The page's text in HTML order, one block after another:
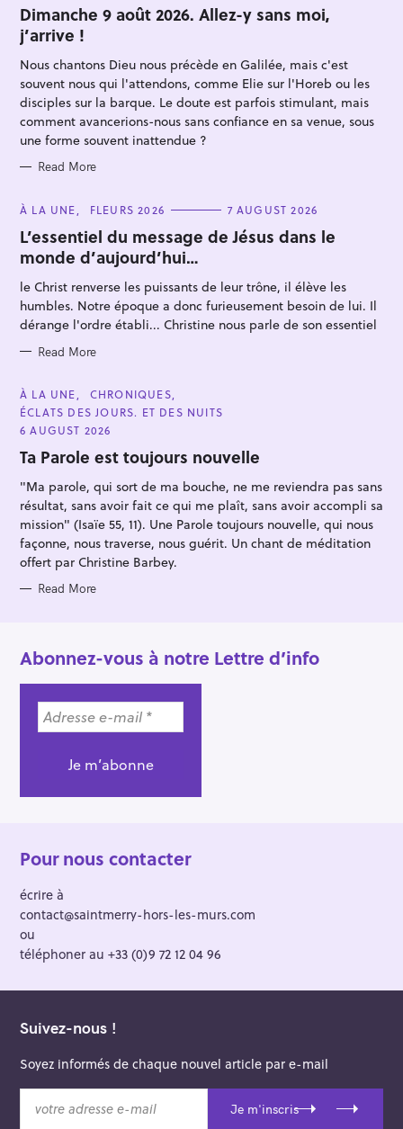
T
E
G
O
R
I
E
S
Dimanche 9 août 2026. Allez-y sans moi,
j’arrive !
Nous chantons Dieu nous précède en Galilée, mais c'est
souvent nous qui l'attendons, comme Elie sur l'Horeb ou les
disciples sur la barque. Le doute est parfois stimulant, mais
comment avancerions-nous sans confiance en sa venue, sous
une forme souvent inattendue ?
Read More
C
T
E
G
O
R
I
E
S
À LA UNE FLEURS 2026 7 AUGUST 2026
L’essentiel du message de Jésus dans le
monde d’aujourd’hui…
le Christ renverse les puissants de leur trône, il élève les
humbles. Notre époque a donc furieusement besoin de lui. Il
dérange l'ordre établi... Christine nous parle de son essentiel
Read More
C
A
T
E
O
R
E
À LA UNE
CHRONIQUES
ÉCLATS DES JOURS. ET DES NUITS
6 AUGUST 2026
Ta Parole est toujours nouvelle
"Ma parole, qui sort de ma bouche, ne me reviendra pas sans
résultat, sans avoir fait ce qui me plaît, sans avoir accompli sa
mission" (Isaïe 55, 11). Une Parole toujours nouvelle, qui nous
façonne, nous traverse, nous guérit. Un chant de méditation
offert par Christine Barbey.
Read More
Abonnez-vous à notre Lettre d’info
Pour nous contacter
écrire à
contact@saintmerry-hors-les-murs.com
ou
téléphoner au +33 (0)9 72 12 04 96
Suivez-nous !
Soyez informés de chaque nouvel article par e-mail
Je m'inscris
S
e
r
c
h
f
o
r
: